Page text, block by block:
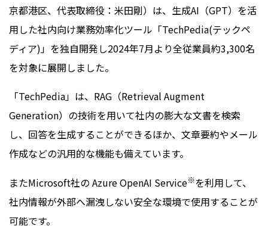
京都港区、代表取締役：米田剛）は、生成AI （GPT）を活
用した社内向け業務効率化ツール「TechPedia(テックペ
ディア)」を独自開発し2024年7月より全従業員約3,300名
を対象に展開しました。
「TechPedia」は、RAG（Retrieval Augment
Generation）の技術を用いて社内の膨大な文書を検索
し、回答を生成することができるほか、文章要約やメール
作成などの汎用的な機能も備えています。
またMicrosoft社の Azure OpenAI Service※を利用して、
社内情報が外部へ漏洩しない安全な環境で使用することが
可能です。